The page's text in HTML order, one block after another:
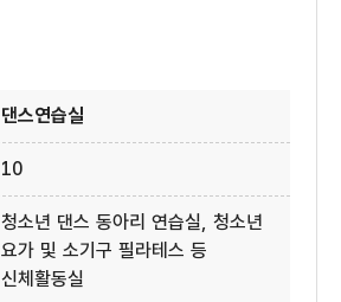
댄스연습실
10
청소년 댄스 동아리 연습실, 청소년
요가 및 소기구 필라테스 등
신체활동실